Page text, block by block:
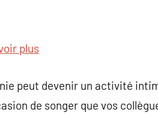
plus
peut devenir un activité
de songer que vos